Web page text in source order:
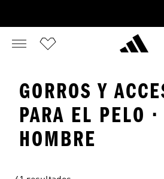
GORROS Y
PARA EL PELO ·
HOMBRE